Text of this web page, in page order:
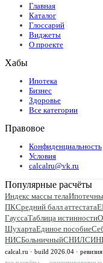
Главная
Каталог
Глоссарий
Виджеты
О проекте
Хабы
Ипотека
Бизнес
Здоровье
Все категории
Правовое
Конфиденциальность
Условия
calcalru@vk.ru
Популярные расчёты
Индекс массы тела
ПКСредний балл аттестата
ГауссаТаблица истинности
ШухартаЕдиное пособие
НИСБольничныйСНИЛС
calcal.ru · build 2026.04 · ревизия